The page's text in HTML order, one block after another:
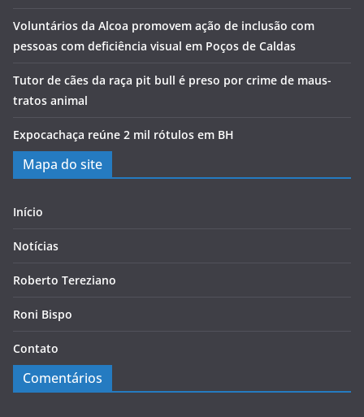
Voluntários da Alcoa promovem ação de inclusão com
pessoas com deficiência visual em Poços de Caldas
Tutor de cães da raça pit bull é preso por crime de maus-
tratos animal
Expocachaça reúne 2 mil rótulos em BH
Mapa do site
Início
Notícias
Roberto Tereziano
Roni Bispo
Contato
Comentários